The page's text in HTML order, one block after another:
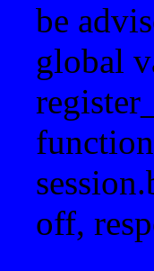
be
global
off,